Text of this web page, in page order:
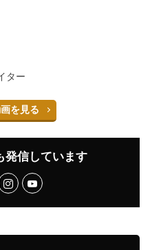
ター
を見る
発信しています